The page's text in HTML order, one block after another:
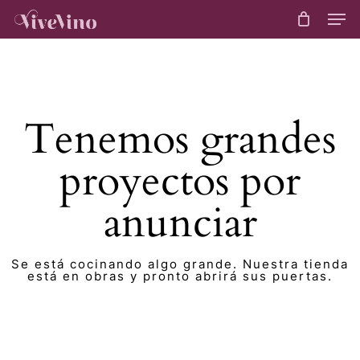
main
content
Tenemos grandes
proyectos por
anunciar
Se está cocinando algo grande. Nuestra tienda
está en obras y pronto abrirá sus puertas.